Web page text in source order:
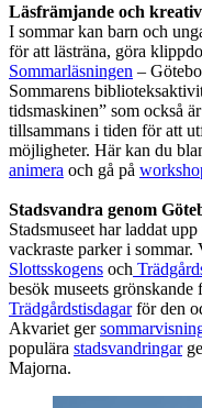
Läsfrämjande och
I sommar kan barn och
för att lästräna, göra
Sommarläsningen –
Sommarens
tidsmaskinen” som också
tillsammans i tiden för att
möjligheter. Här kan du
animera och gå på
Stadsvandra genom
Stadsmuseet har laddat
vackraste parker i
Slottsskogens och
besök museets
Trädgårdstisdagarför den
Akvariet ger
populära stadsvandringar
Majorna.